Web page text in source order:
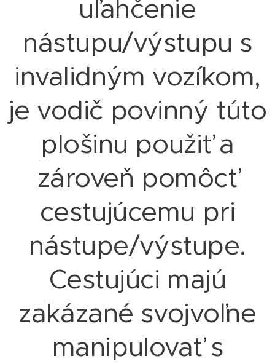
uľahčenie
nástupu/výstupu s
invalidným vozíkom,
je vodič povinný túto
plošinu použiť a
zároveň pomôcť
cestujúcemu pri
nástupe/výstupe.
Cestujúci majú
zakázané svojvoľne
manipulovať s